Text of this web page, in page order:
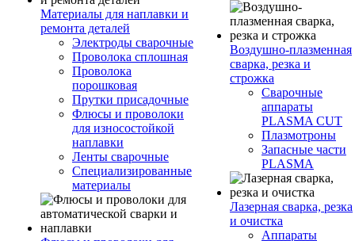
Материалы для наплавки и
ремонта деталей
Электроды сварочные
Проволока сплошная
Проволока
порошковая
Прутки присадочные
Флюсы и проволоки
для износостойкой
наплавки
Ленты сварочные
Специализированные
материалы
Воздушно-плазменная
сварка, резка и
строжка
Сварочные
аппараты
PLASMA CUT
Плазмотроны
Запасные части
PLASMA
Лазерная сварка, резка
и очистка
Аппараты